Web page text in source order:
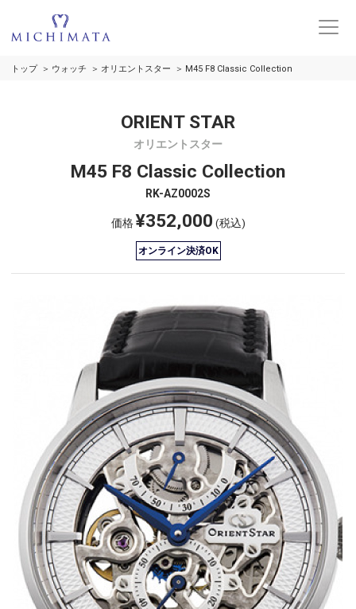
トップ ウォッチ オリエントスター M45 F8 Classic Collection
ORIENT STAR
オリエントスター
M45 F8 Classic Collection
RK-AZ0002S
価格¥352,000 (税込)
オンライン決済OK